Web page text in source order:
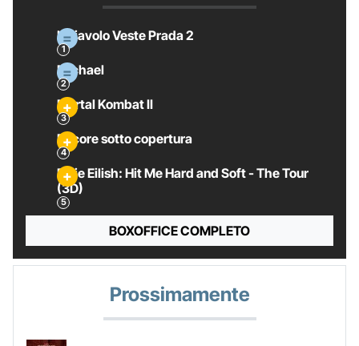
Il Diavolo Veste Prada 2
Michael
Mortal Kombat II
Pecore sotto copertura
Billie Eilish: Hit Me Hard and Soft - The Tour
(3D)
BOXOFFICE COMPLETO
Prossimamente